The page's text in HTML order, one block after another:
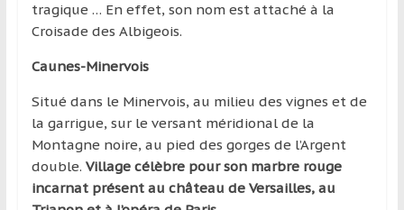
tragique … En effet, son nom est attaché à la
Croisade des Albigeois.
Caunes-Minervois
Situé dans le Minervois, au milieu des vignes et de
la garrigue, sur le versant méridional de la
Montagne noire, au pied des gorges de l’Argent
double. Village célèbre pour son marbre rouge
incarnat présent au château de Versailles, au